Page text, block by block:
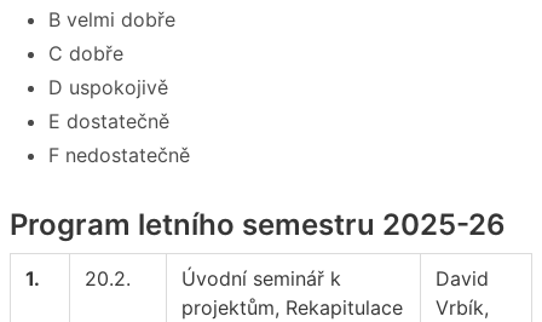
B velmi dobře
C dobře
D uspokojivě
E dostatečně
F nedostatečně
Program letního semestru 2025-26
1. 20.2.
Úvodní seminář k
projektům, Rekapitulace
David
Vrbík,